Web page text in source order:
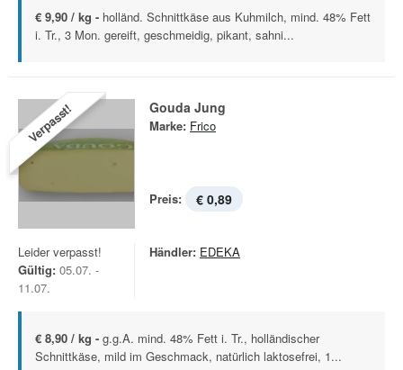
€ 9,90 / kg - holländ. Schnittkäse aus Kuhmilch, mind. 48% Fett
i. Tr., 3 Mon. gereift, geschmeidig, pikant, sahni...
Verpasst! Gouda Jung
Marke: Frico
Preis: € 0,89
Leider verpasst!
Gültig: 05.07. -
11.07.
Händler: EDEKA
€ 8,90 / kg - g.g.A. mind. 48% Fett i. Tr., holländischer
Schnittkäse, mild im Geschmack, natürlich laktosefrei, 1...